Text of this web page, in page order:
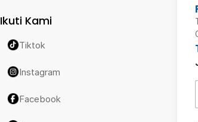
Ikuti Kami
Tiktok
Instagram
Facebook